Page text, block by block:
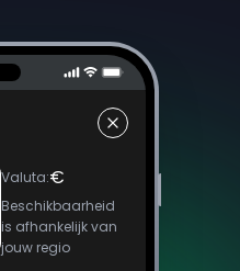
Valuta:€
Beschikbaarheid
is afhankelijk van
jouw regio